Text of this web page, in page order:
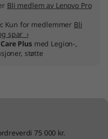
Bli medlem av Lenovo Pro
Kun for medlemmer Bli
spar ›
Plusmed Legion-,
støtte
75 000 kr.